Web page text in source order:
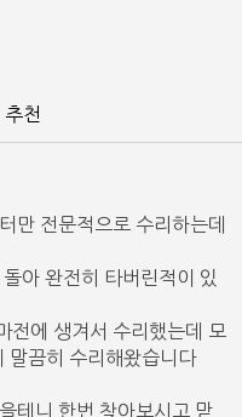
추천
만 전문적으로 수리하는데
아 완전히 타버린적이 있
전에 생겨서 수리했는데 모
말끔히 수리해왔습니다
테니 한번 찾아보시고 맏